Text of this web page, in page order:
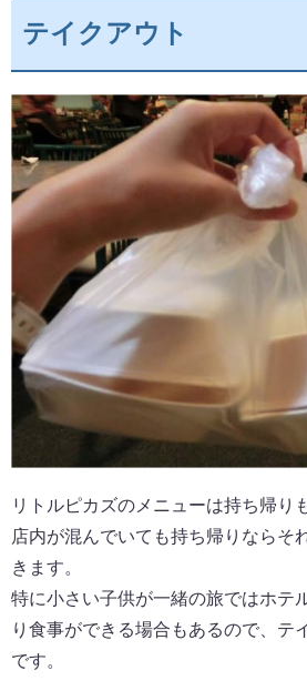
テイクアウト
リトルピカズのメニューは持ち帰り
店内が混んでいても持ち帰りならそ
きます。
特に小さい子供が一緒の旅ではホテ
り食事ができる場合もあるので、テ
です。